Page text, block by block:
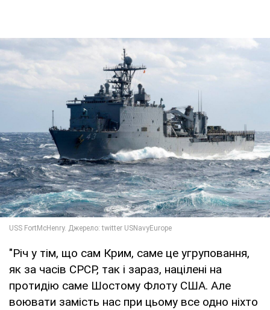
"Річ у тім, що сам Крим, саме це угруповання,
як за часів СРСР, так і зараз, націлені на
протидію саме Шостому Флоту США. Але
воювати замість нас при цьому все одно ніхто